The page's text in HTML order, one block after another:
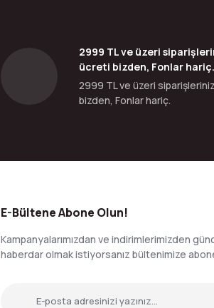
2999 TL ve üzeri
ücreti bizden, Fonlar hariç.
2999 TL ve üzeri
bizden, Fonlar hariç.
E-Bültene Abone Olun!
Kampanyalarımızdan ve indirimlerimizden
haberdar olmak istiyorsanız bültenimize